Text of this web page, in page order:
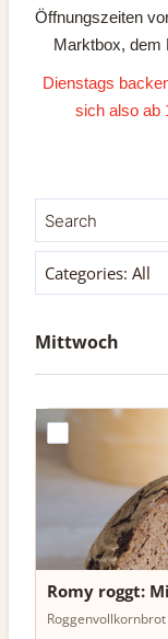
Öffnungszeiten
Marktbox, dem
Dienstags
sich also ab
Categories: All
Mittwoch
Romy roggt:
Roggenvollkornbrot